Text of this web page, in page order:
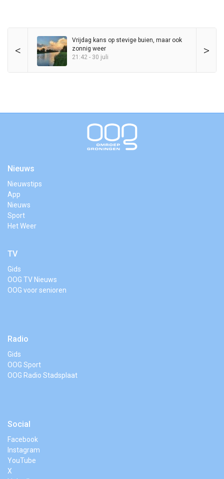
< >
Vrijdag kans op stevige buien, maar ook
zonnig weer
21:42 - 30 juli
Nieuws
Nieuwstips
App
Nieuws
Sport
Het Weer
TV
Gids
OOG TV Nieuws
OOG voor senioren
Radio
Gids
OOG Sport
OOG Radio Stadsplaat
Social
Facebook
Instagram
YouTube
X